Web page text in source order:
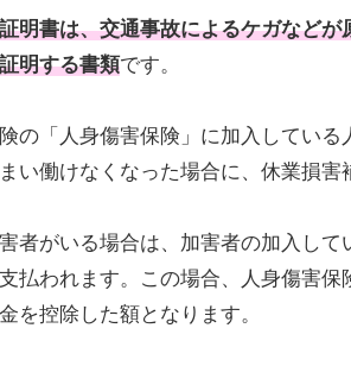
明書は、交通事故によるケガなど
明する書類です。
の「人身傷害保険」に加入している
い働けなくなった場合に、休業損害
者がいる場合は、加害者の加入して
払われます。この場合、人身傷害
を控除した額となります。